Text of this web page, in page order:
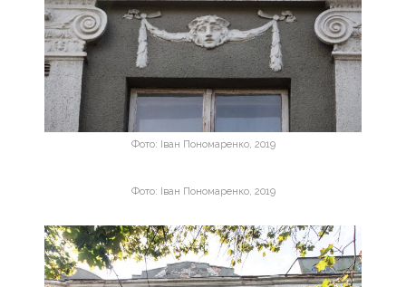
Фото: Іван Пономаренко, 2019
Фото: Іван Пономаренко, 2019